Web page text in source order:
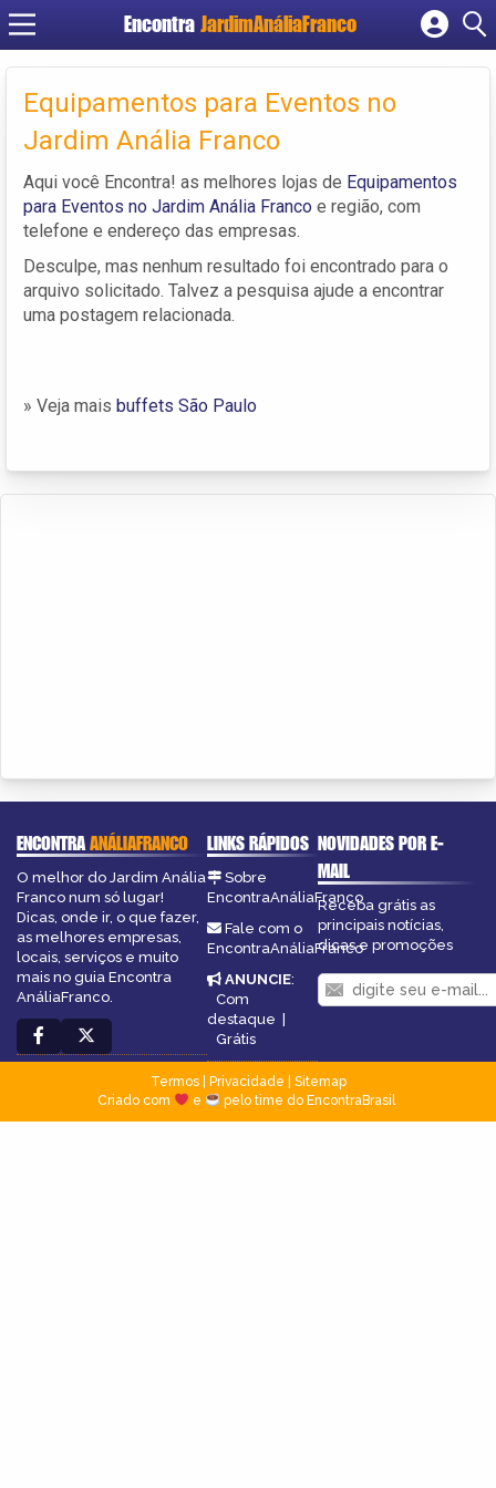
Encontra JardimAnáliaFranco
Cadastrar empresa
Criar conta
Equipamentos para Eventos no
Jardim Anália Franco
Aqui você Encontra! as melhores lojas de Equipamentos
para Eventos no Jardim Anália Franco e região, com
telefone e endereço das empresas.
Desculpe, mas nenhum resultado foi encontrado para o
arquivo solicitado. Talvez a pesquisa ajude a encontrar
uma postagem relacionada.
» Veja mais buffets São Paulo
ENCONTRAANÁLIAFRANCO
O melhor do Jardim Anália
Franco num só lugar!
Dicas, onde ir, o que fazer,
as melhores empresas,
locais, serviços e muito
mais no guia Encontra
AnáliaFranco.
LINKS RÁPIDOS
Sobre
EncontraAnáliaFranco
Fale com o
EncontraAnáliaFranco
ANUNCIE:
Com
destaque |
Grátis
NOVIDADES POR E-
MAIL
Receba grátis as
principais notícias,
dicas e promoções
Termos| Privacidade
Sitemap
Criado com
e pelo time do EncontraBrasil